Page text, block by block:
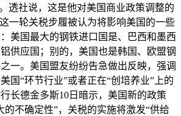
透社说，这是他对美国商业政策调整的
一轮关税步履被认为将影响美国的一些
美国最大的钢铁进口国是、巴西和墨西
供应国；别的，美国也是韩国、欧盟钢
一。美国盟友纷纷告急做出反映，强调
国“环节行业”或者正在“创培养业”上的
长德金多斯10日暗示，美国新的政策
的不确定性”，关税的实施将激发“供给